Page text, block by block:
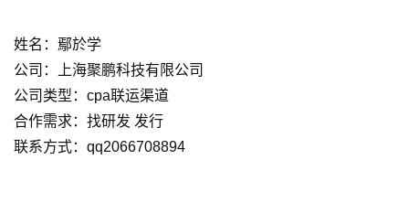
上
海
站
姓名：鄢於学
公司：上海聚鹏科技有限公司
公司类型：cpa联运渠道
合作需求：找研发 发行
联系方式：qq2066708894